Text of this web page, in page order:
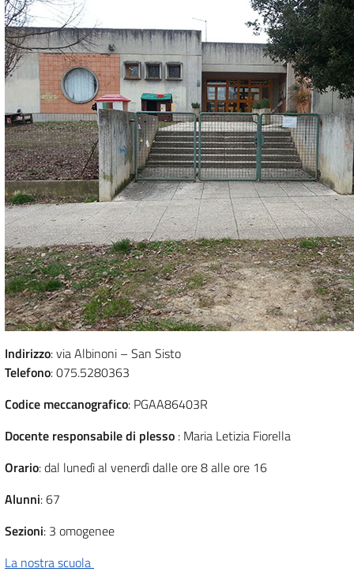
Indirizzo: via Albinoni – San Sisto
Telefono: 075.5280363
Codice meccanografico: PGAA86403R
Docente responsabile di plesso : Maria Letizia Fiorella
Orario: dal lunedì al venerdì dalle ore 8 alle ore 16
Alunni: 67
Sezioni: 3 omogenee
La nostra scuola